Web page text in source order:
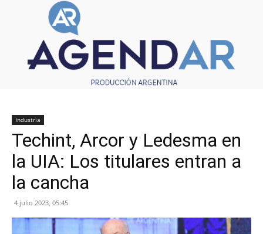
Industria
Techint, Arcor y Ledesma en
la UIA: Los titulares entran a
la cancha
4 julio 2023, 05:45